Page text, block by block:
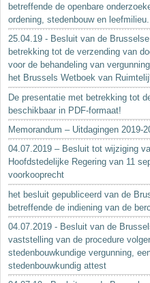
betreffende de openbare
ordening, stedenbouw en leefmilieu.
25.04.19 - Besluit van de
betrekking tot de verzending van
voor de behandeling van
het Brussels Wetboek van
De presentatie met betrekking tot
beschikbaar in PDF-formaat!
Memorandum – Uitdagingen 2019-
04.07.2019 – Besluit tot wijziging
Hoofdstedelijke Regering van 11
voorkooprecht
het besluit gepubliceerd van de
betreffende de indiening van de
04.07.2019 - Besluit van de
vaststelling van de procedure
stedenbouwkundige vergunning,
stedenbouwkundig attest